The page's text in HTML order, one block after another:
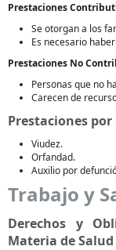
Prestaciones
Se otorgan a los
Es necesario
Prestaciones No
Personas que no
Carecen de
Prestaciones
Viudez.
Orfandad.
Auxilio por
Trabajo y
Derechos y
Materia de